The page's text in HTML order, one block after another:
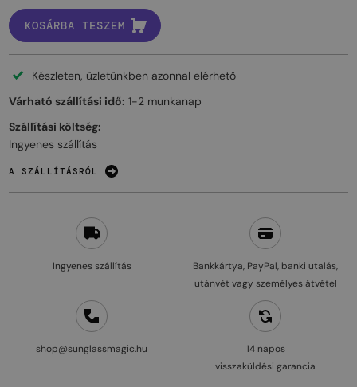
Ingyenes szállítás
Bankkártya, PayPal, banki utalás,
utánvét vagy személyes átvétel
shop@sunglassmagic.hu
14 napos
visszaküldési garancia
KOSÁRBA TESZEM
Készleten, üzletünkben azonnal elérhető
Várható szállítási idő: 1-2 munkanap
Szállítási költség:
Ingyenes szállítás
A SZÁLLÍTÁSRÓL